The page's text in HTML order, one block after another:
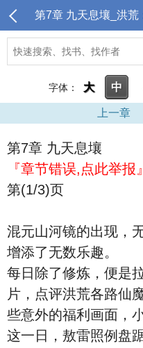
字体： 大 中
上一章
第7章 九天息壤
『章节错误,点此举报』
第(1/3)页
混元山河镜的出现，
增添了无数乐趣。
每日除了修炼，便是
片，点评洪荒各路仙
些意外的福利画面，
这一日，敖雷照例盘